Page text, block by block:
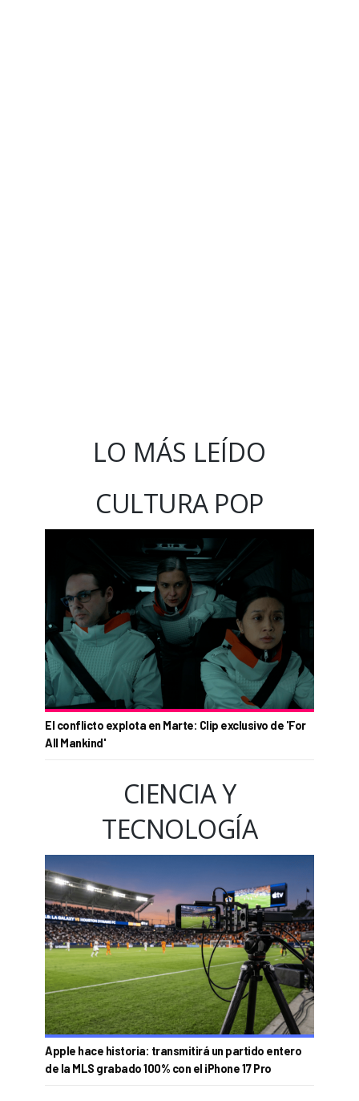
LO MÁS LEÍDO
CULTURA POP
El conflicto explota en Marte: Clip exclusivo de 'For
All Mankind'
CIENCIA Y
TECNOLOGÍA
Apple hace historia: transmitirá un partido entero
de la MLS grabado 100% con el iPhone 17 Pro